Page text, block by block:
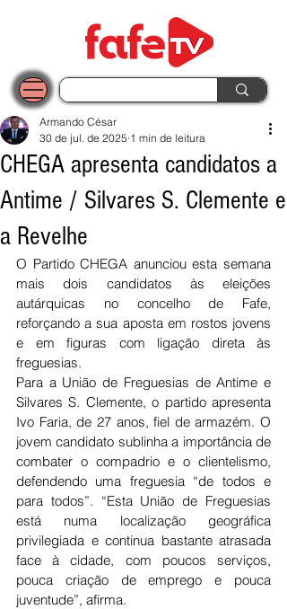
CHEGA apresenta candidatos a
Antime / Silvares S. Clemente e
a Revelhe
Armando César
30 de jul. de 2025 1 min de leitura
O Partido CHEGA anunciou esta semana
mais dois candidatos às eleições
autárquicas no concelho de Fafe,
reforçando a sua aposta em rostos jovens
e em figuras com ligação direta às
freguesias.
Para a União de Freguesias de Antime e
Silvares S. Clemente, o partido apresenta
Ivo Faria, de 27 anos, fiel de armazém. O
jovem candidato sublinha a importância de
combater o compadrio e o clientelismo,
defendendo uma freguesia “de todos e
para todos”. “Esta União de Freguesias
está numa localização geográfica
privilegiada e continua bastante atrasada
face à cidade, com poucos serviços,
pouca criação de emprego e pouca
juventude”, afirma.